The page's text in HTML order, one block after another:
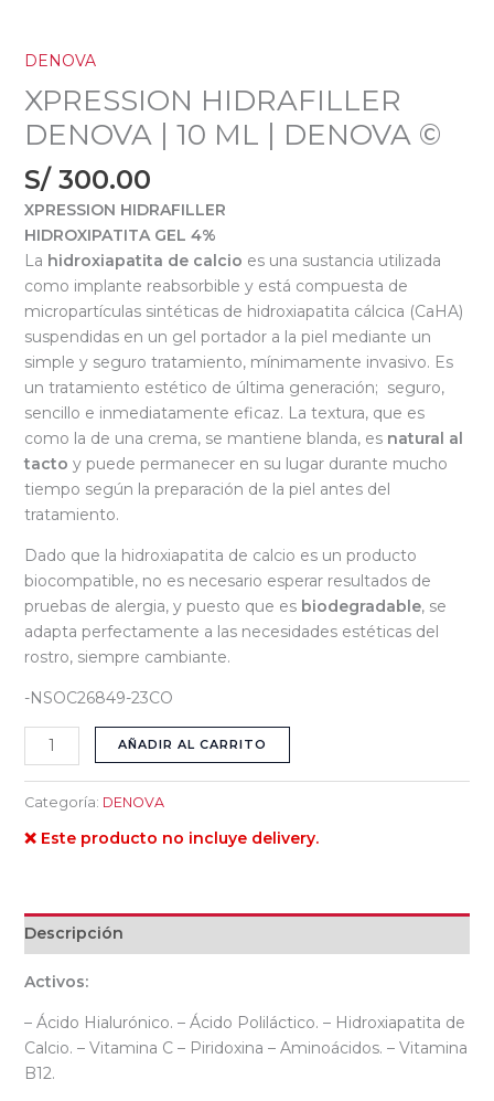
DENOVA
XPRESSION HIDRAFILLER
DENOVA | 10 ML | DENOVA ©
S/300.00
XPRESSION HIDRAFILLER
HIDROXIPATITA GEL 4%
La hidroxiapatita de calcio es una sustancia utilizada
como implante reabsorbible y está compuesta de
micropartículas sintéticas de hidroxiapatita cálcica (CaHA)
suspendidas en un gel portador a la piel mediante un
simple y seguro tratamiento, mínimamente invasivo. Es
un tratamiento estético de última generación; seguro,
sencillo e inmediatamente eficaz. La textura, que es
como la de una crema, se mantiene blanda, es natural al
tacto y puede permanecer en su lugar durante mucho
tiempo según la preparación de la piel antes del
tratamiento.
Dado que la hidroxiapatita de calcio es un producto
biocompatible, no es necesario esperar resultados de
pruebas de alergia, y puesto que es biodegradable, se
adapta perfectamente a las necesidades estéticas del
rostro, siempre cambiante.
-NSOC26849-23CO
AÑADIR AL CARRITO
Categoría: DENOVA
❌ Este producto no incluye delivery.
Descripción
Activos:
– Ácido Hialurónico. – Ácido Poliláctico. – Hidroxiapatita de
Calcio. – Vitamina C – Piridoxina – Aminoácidos. – Vitamina
B12.